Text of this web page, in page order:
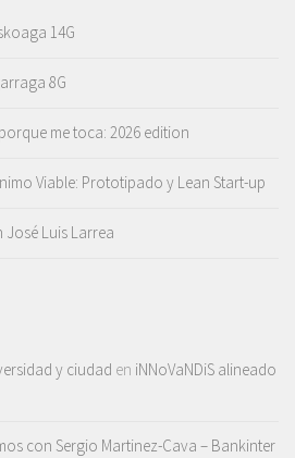
14G
8G
me toca: 2026 edition
Viable: Prototipado y Lean Start-up
Luis Larrea
y ciudad en iNNoVaNDiS alineado
con Sergio Martinez-Cava – Bankinter